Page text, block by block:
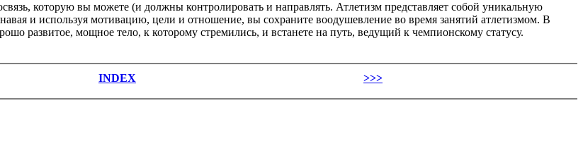
которую вы можете (и должны контролировать и направлять. Атлетизм представляет собой уникальную
и используя мотивацию, цели и отношение, вы сохраните воодушевление во время занятий атлетизмом. В
развитое, мощное тело, к которому стремились, и встанете на путь, ведущий к чемпионскому статусу.
INDEX >>>